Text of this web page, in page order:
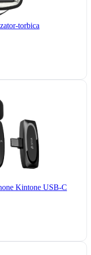
torbica
Kintone USB-C